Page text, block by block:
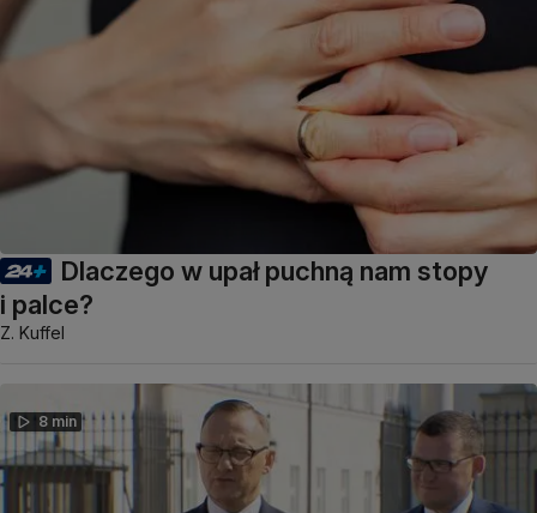
Dlaczego w upał puchną nam stopy
i palce?
Z. Kuffel
8 min